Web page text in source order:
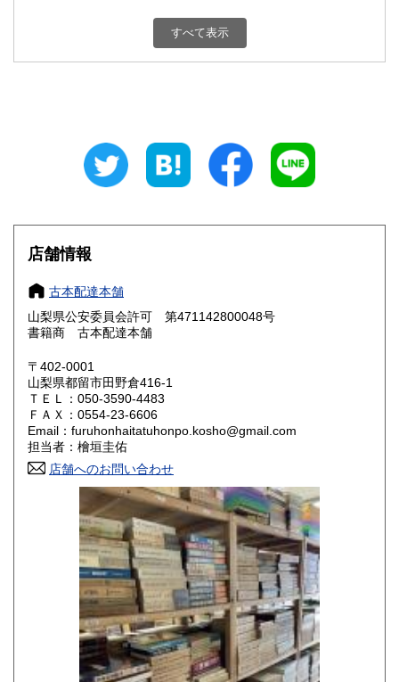
800円 富山県
800円 三重県
大阪府
奈良県
鳥取県 800円 島根県
岡山県
山口県 800円
香川県 800円 愛媛県
高知県 800円
800円 長崎県
800円 大分県
800円 鹿児島県
1,500円
すべて表示
店舗情報
古本配達本舗
山梨県公安委員会許可 第471142800048号
書籍商 古本配達本舗
〒402-0001
山梨県都留市田野倉416-1
ＴＥＬ：050-3590-4483
ＦＡＸ：0554-23-6606
Email：furuhonhaitatuhonpo.kosho@gmail.com
担当者：檜垣圭佑
店舗へのお問い合わせ